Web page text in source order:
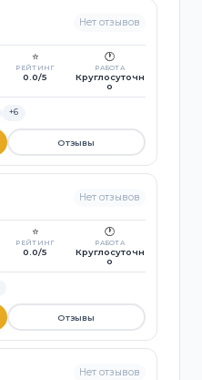
Нет отзывов
⭐
РЕЙТИНГ
0.0/5
🕐
РАБОТА
Круглосуточн
о
+6
Отзывы
Нет отзывов
⭐
РЕЙТИНГ
0.0/5
🕐
РАБОТА
Круглосуточн
о
Отзывы
Нет отзывов